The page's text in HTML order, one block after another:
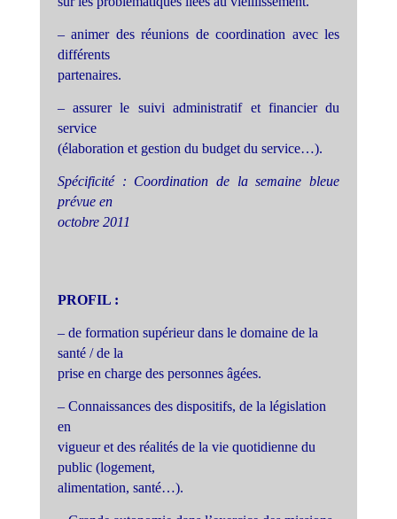
– animer des réunions de coordination avec les
différents
partenaires.
– assurer le suivi administratif et financier du
service
(élaboration et gestion du budget du service…).
Spécificité : Coordination de la semaine bleue
prévue en
octobre 2011
PROFIL :
– de formation supérieur dans le domaine de la
santé / de la
prise en charge des personnes âgées.
– Connaissances des dispositifs, de la législation
en
vigueur et des réalités de la vie quotidienne du
public (logement,
alimentation, santé…).